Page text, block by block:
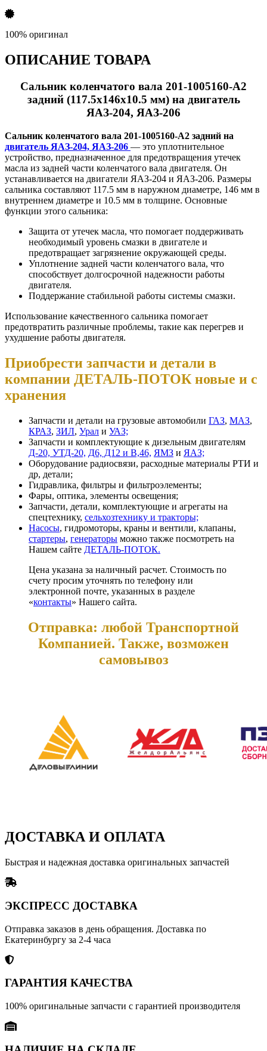
100% оригинал
ОПИСАНИЕ ТОВАРА
Сальник коленчатого вала 201-1005160-А2
задний (117.5х146х10.5 мм) на двигатель
ЯАЗ-204, ЯАЗ-206
Сальник коленчатого вала 201-1005160-А2 задний на
двигатель ЯАЗ-204, ЯАЗ-206 — это уплотнительное
устройство, предназначенное для предотвращения утечек
масла из задней части коленчатого вала двигателя. Он
устанавливается на двигатели ЯАЗ-204 и ЯАЗ-206. Размеры
сальника составляют 117.5 мм в наружном диаметре, 146 мм в
внутреннем диаметре и 10.5 мм в толщине. Основные
функции этого сальника:
Защита от утечек масла, что помогает поддерживать
необходимый уровень смазки в двигателе и
предотвращает загрязнение окружающей среды.
Уплотнение задней части коленчатого вала, что
способствует долгосрочной надежности работы
двигателя.
Поддержание стабильной работы системы смазки.
Использование качественного сальника помогает
предотвратить различные проблемы, такие как перегрев и
ухудшение работы двигателя.
Приобрести запчасти и детали в
компании ДЕТАЛЬ-ПОТОК новые и с
хранения
Запчасти и детали на грузовые автомобили ГАЗ, МАЗ,
КРАЗ, ЗИЛ, Урал и УАЗ;
Запчасти и комплектующие к дизельным двигателям
Д-20, УТД-20, Д6, Д12 и В,46, ЯМЗ и ЯАЗ;
Оборудование радиосвязи, расходные материалы РТИ и
др, детали;
Гидравлика, фильтры и фильтроэлементы;
Фары, оптика, элементы освещения;
Запчасти, детали, комплектующие и агрегаты на
спецтехнику, сельхозтехнику и тракторы;
Насосы, гидромоторы, краны и вентили, клапаны,
стартеры, генераторы можно также посмотреть на
Нашем сайте ДЕТАЛЬ-ПОТОК.
Цена указана за наличный расчет. Стоимость по
счету просим уточнять по телефону или
электронной почте, указанных в разделе
«контакты» Нашего сайта.
Отправка: любой Транспортной
Компанией. Также, возможен
самовывоз
ДОСТАВКА И ОПЛАТА
Быстрая и надежная доставка оригинальных запчастей
ЭКСПРЕСС ДОСТАВКА
Отправка заказов в день обращения. Доставка по
Екатеринбургу за 2-4 часа
ГАРАНТИЯ КАЧЕСТВА
100% оригинальные запчасти с гарантией производителя